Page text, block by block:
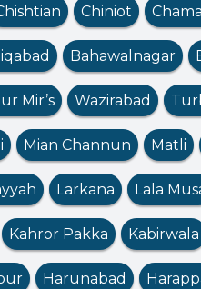
Chiniot
Bahawalnagar
Mir’s Wazirabad
Mian Channun Matli
Larkana Lala
Kahror Pakka Kabirwala
Harunabad